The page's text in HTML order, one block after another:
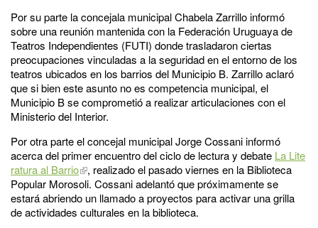
Por su parte la concejala municipal Chabela Zarrillo informó
sobre una reunión mantenida con la Federación Uruguaya de
Teatros Independientes (FUTI) donde trasladaron ciertas
preocupaciones vinculadas a la seguridad en el entorno de los
teatros ubicados en los barrios del Municipio B. Zarrillo aclaró
que si bien este asunto no es competencia municipal, el
Municipio B se comprometió a realizar articulaciones con el
Ministerio del Interior.
Por otra parte el concejal municipal Jorge Cossani informó
acerca del primer encuentro del ciclo de lectura y debate La Lite
ratura al Barrio
, realizado el pasado viernes en la Biblioteca
Popular Morosoli. Cossani adelantó que próximamente se
estará abriendo un llamado a proyectos para activar una grilla
de actividades culturales en la biblioteca.